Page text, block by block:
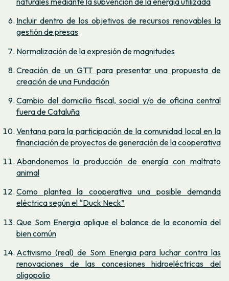
Incluir dentro de los objetivos de recursos renovables la
gestión de presas
Normalización de la expresión de magnitudes
Creación de un GTT para presentar una propuesta de
creación de una Fundación
Cambio del domicilio fiscal, social y/o de oficina central
fuera de Cataluña
Ventana para la participación de la comunidad local en la
financiación de proyectos de generación de la cooperativa
Abandonemos la producción de energía con maltrato
animal
Como plantea la cooperativa una posible demanda
eléctrica según el “Duck Neck”
Que Som Energia aplique el balance de la economía del
bien común
Activismo (real) de Som Energia para luchar contra las
renovaciones de las concesiones hidroeléctricas del
oligopolio